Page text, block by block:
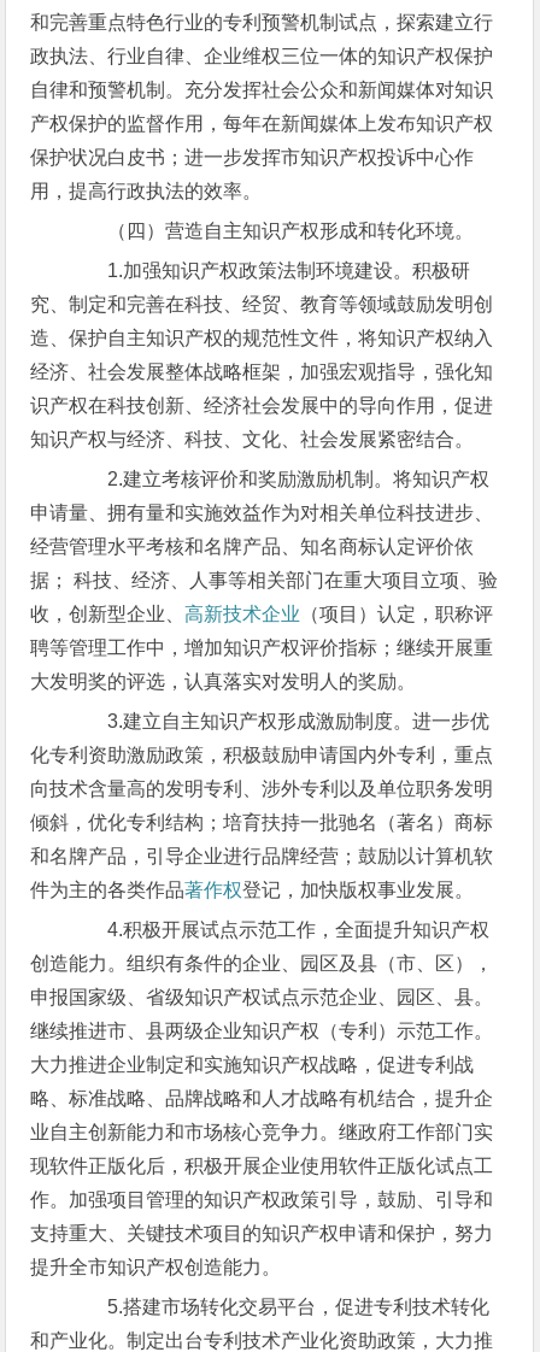
和完善重点特色行业的专利预警机制试点，探索建立行
政执法、行业自律、企业维权三位一体的知识产权保护
自律和预警机制。充分发挥社会公众和新闻媒体对知识
产权保护的监督作用，每年在新闻媒体上发布知识产权
保护状况白皮书；进一步发挥市知识产权投诉中心作
用，提高行政执法的效率。
（四）营造自主知识产权形成和转化环境。
1.加强知识产权政策法制环境建设。积极研
究、制定和完善在科技、经贸、教育等领域鼓励发明创
造、保护自主知识产权的规范性文件，将知识产权纳入
经济、社会发展整体战略框架，加强宏观指导，强化知
识产权在科技创新、经济社会发展中的导向作用，促进
知识产权与经济、科技、文化、社会发展紧密结合。
2.建立考核评价和奖励激励机制。将知识产权
申请量、拥有量和实施效益作为对相关单位科技进步、
经营管理水平考核和名牌产品、知名商标认定评价依
据； 科技、经济、人事等相关部门在重大项目立项、验
收，创新型企业、高新技术企业 （项目）认定，职称评
聘等管理工作中，增加知识产权评价指标；继续开展重
大发明奖的评选，认真落实对发明人的奖励。
3.建立自主知识产权形成激励制度。进一步优
化专利资助激励政策，积极鼓励申请国内外专利，重点
向技术含量高的发明专利、涉外专利以及单位职务发明
倾斜，优化专利结构；培育扶持一批驰名（著名）商标
和名牌产品，引导企业进行品牌经营；鼓励以计算机软
件为主的各类作品著作权登记，加快版权事业发展。
4.积极开展试点示范工作，全面提升知识产权
创造能力。组织有条件的企业、园区及县（市、区），
申报国家级、省级知识产权试点示范企业、园区、县。
继续推进市、县两级企业知识产权（专利）示范工作。
大力推进企业制定和实施知识产权战略，促进专利战
略、标准战略、品牌战略和人才战略有机结合，提升企
业自主创新能力和市场核心竞争力。继政府工作部门实
现软件正版化后，积极开展企业使用软件正版化试点工
作。加强项目管理的知识产权政策引导，鼓励、引导和
支持重大、关键技术项目的知识产权申请和保护，努力
提升全市知识产权创造能力。
5.搭建市场转化交易平台，促进专利技术转化
和产业化。制定出台专利技术产业化资助政策，大力推